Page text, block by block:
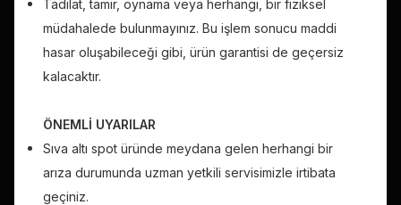
Tadilat, tamir, oynama veya herhangi, bir fiziksel
müdahalede bulunmayınız. Bu işlem sonucu maddi
hasar oluşabileceği gibi, ürün garantisi de geçersiz
kalacaktır.
ÖNEMLİ UYARILAR
Sıva altı spot üründe meydana gelen herhangi bir
arıza durumunda uzman yetkili servisimizle irtibata
geçiniz.